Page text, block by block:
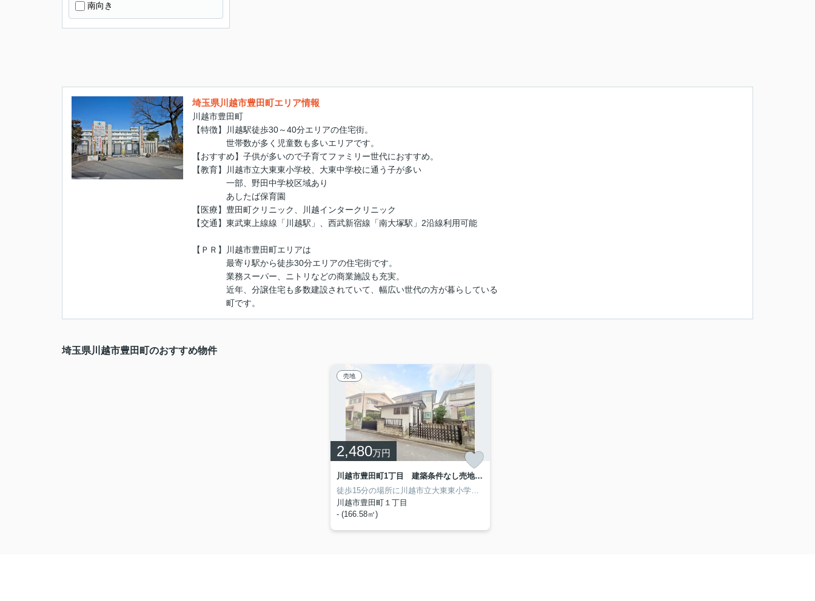
南向き
埼玉県川越市豊田町エリア情報
川越市豊田町
【特徴】川越駅徒歩30～40分エリアの住宅街。
世帯数が多く児童数も多いエリアです。
【おすすめ】子供が多いので子育てファミリー世代におすすめ。
【教育】川越市立大東東小学校、大東中学校に通う子が多い
一部、野田中学校区域あり
あしたば保育園
【医療】豊田町クリニック、川越インタークリニック
【交通】東武東上線線「川越駅」、西武新宿線「南大塚駅」2沿線利用可能
【ＰＲ】川越市豊田町エリアは
最寄り駅から徒歩30分エリアの住宅街です。
業務スーパー、ニトリなどの商業施設も充実。
近年、分譲住宅も多数建設されていて、幅広い世代の方が暮らしている
町です。
埼玉県川越市豊田町のおすすめ物件
売地
2,480万円
川越市豊田町1丁目 建築条件なし売地 東武東上線『川越駅』徒歩25分 【大東東小学区】
徒歩15分の場所に川越市立大東東小学校があります！価格2,480万円の土地です！土地購入をお考えの方におすすめなのがこちらの売地！川越市での土地購入を計画中なら当社にお任せください！土地に関するお問い合わせなら、0120-327-556、またはinfo@asia-fudousan.co.jpまでお待ちしております(*´ω`*)
川越市豊田町１丁目
- (166.58㎡)